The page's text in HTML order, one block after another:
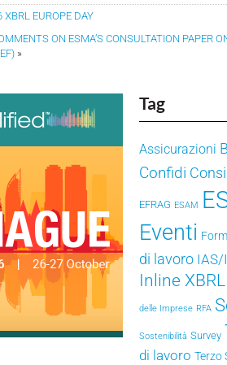
XBRL EUROPE DAY
ON ESMA’S CONSULTATION PAPER
»
Tag
Assicurazioni
Confidi
EFRAG ESAM
Eventi
di lavoro
Inline XBRL
delle Imprese RFA
Sostenibilità Survey
di lavoro Terzo